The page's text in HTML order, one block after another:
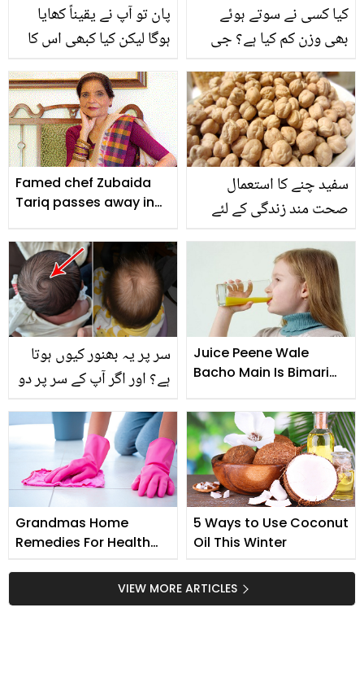
پان تو آپ نے یقیناً کھایا
ہوگا لیکن کیا کبھی اس کا
کا قہوہ پینے کے 6 زبردست
فائدے
کیا کسی نے سوتے ہوئے
بھی وزن کم کیا ہے؟ جی
پہلے چند چیزوں کا خیال
رکھا جائے تو سوتے ہوئے
بھی وزن کم ہو سکتا ہے۔
Famed chef Zubaida
Tariq passes away in
سفید چنے کا استعمال
صحت مند زندگی کے لئے
چنے کے وہ فوائد جو آپ کی
زندگی بدل سکتے ہیں
سر پر یہ بھنور کیوں ہوتا
ہے؟ اور اگر آپ کے سر پر دو
متعلق چند دلچسپ باتیں
جو بہت کم لوگ جانتے ہیں
Juice Peene Wale
Bacho Main Is Bimari
Grandmas Home
Remedies For Health
5 Ways to Use Coconut
Oil This Winter
VIEW MORE ARTICLES